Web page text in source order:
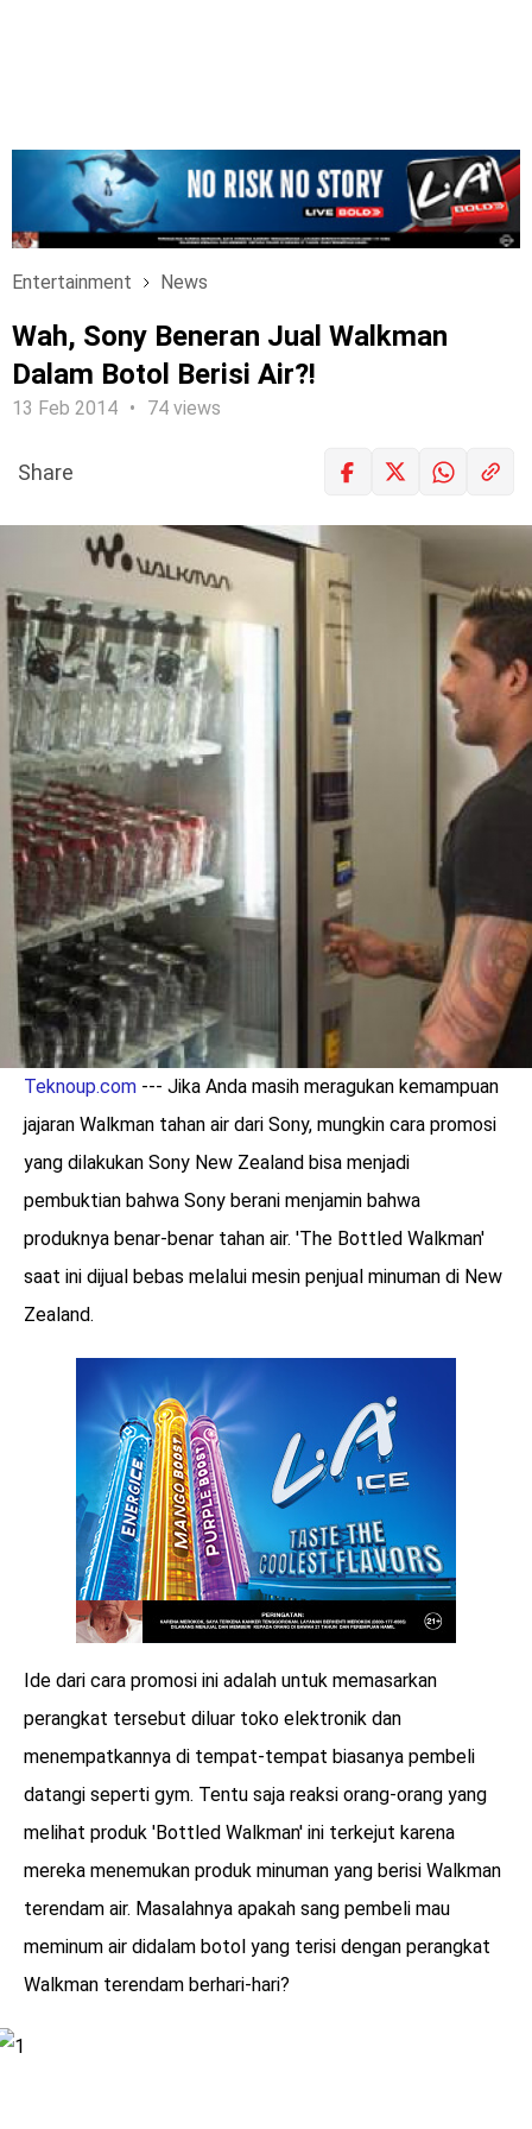
Entertainment News
Wah, Sony Beneran Jual Walkman
Dalam Botol Berisi Air?!
13 Feb 2014 74 views
benefit
menarik
LOGIN
Share
Teknoup.com --- Jika Anda masih meragukan kemampuan
jajaran Walkman tahan air dari Sony, mungkin cara promosi
yang dilakukan Sony New Zealand bisa menjadi
pembuktian bahwa Sony berani menjamin bahwa
produknya benar-benar tahan air. 'The Bottled Walkman'
saat ini dijual bebas melalui mesin penjual minuman di New
Zealand.
Ide dari cara promosi ini adalah untuk memasarkan
perangkat tersebut diluar toko elektronik dan
menempatkannya di tempat-tempat biasanya pembeli
datangi seperti gym. Tentu saja reaksi orang-orang yang
melihat produk 'Bottled Walkman' ini terkejut karena
mereka menemukan produk minuman yang berisi Walkman
terendam air. Masalahnya apakah sang pembeli mau
meminum air didalam botol yang terisi dengan perangkat
Walkman terendam berhari-hari?